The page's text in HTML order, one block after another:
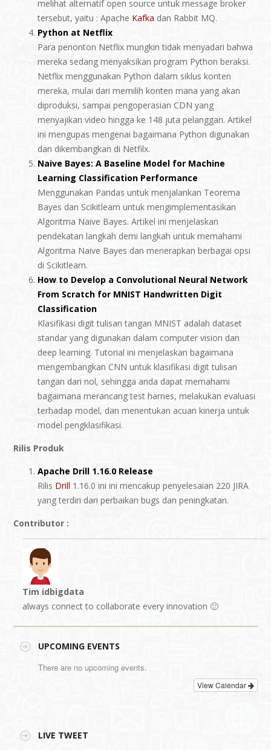
melihat alternatif open source untuk message broker
tersebut, yaitu : Apache Kafka dan Rabbit MQ.
Python at Netflix
Para penonton Netflix mungkin tidak menyadari bahwa
mereka sedang menyaksikan program Python beraksi.
Netflix menggunakan Python dalam siklus konten
mereka, mulai dari memilih konten mana yang akan
diproduksi, sampai pengoperasian CDN yang
menyajikan video hingga ke 148 juta pelanggan. Artikel
ini mengupas mengenai bagaimana Python digunakan
dan dikembangkan di Netfilx.
Naive Bayes: A Baseline Model for Machine
Learning Classification Performance
Menggunakan Pandas untuk menjalankan Teorema
Bayes dan Scikitlearn untuk mengimplementasikan
Algoritma Naive Bayes. Artikel ini menjelaskan
pendekatan langkah demi langkah untuk memahami
Algoritma Naive Bayes dan menerapkan berbagai opsi
di Scikitlearn.
How to Develop a Convolutional Neural Network
From Scratch for MNIST Handwritten Digit
Classification
Klasifikasi digit tulisan tangan MNIST adalah dataset
standar yang digunakan dalam computer vision dan
deep learning. Tutorial ini menjelaskan bagaimana
mengembangkan CNN untuk klasifikasi digit tulisan
tangan dari nol, sehingga anda dapat memahami
bagaimana merancang test harnes, melakukan evaluasi
terhadap model, dan menentukan acuan kinerja untuk
model pengklasifikasi.
Rilis Produk
Apache Drill 1.16.0 Release
Rilis Drill 1.16.0 ini ini mencakup penyelesaian 220 JIRA
yang terdiri dari perbaikan bugs dan peningkatan.
Contributor :
Tim idbigdata
always connect to collaborate every innovation 🙂
UPCOMING EVENTS
There are no upcoming events.
View Calendar
LIVE TWEET